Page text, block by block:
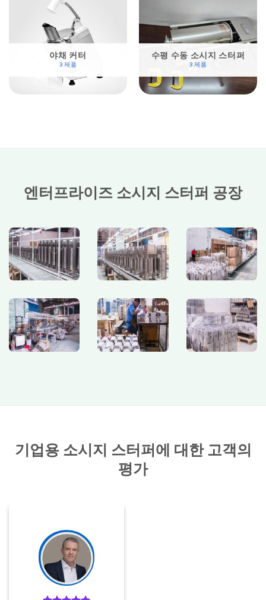
야채 커터
3 제품
수평 수동 소시지 스터퍼
3 제품
엔터프라이즈 소시지 스터퍼 공장
기업용 소시지 스터퍼에 대한 고객의
평가